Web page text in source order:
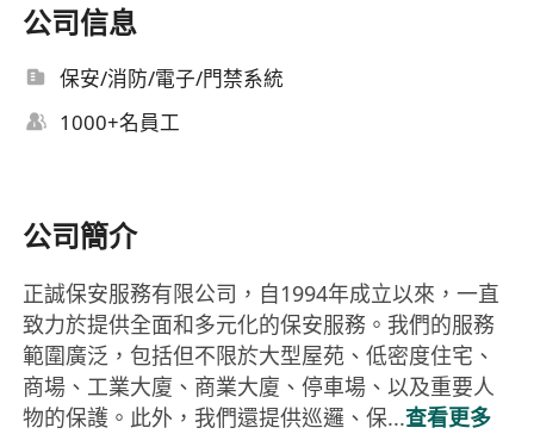
公司信息
保安/消防/電子/門禁系統
1000+名員工
公司簡介
正誠保安服務有限公司，自1994年成立以來，一直
致力於提供全面和多元化的保安服務。我們的服務
範圍廣泛，包括但不限於大型屋苑、低密度住宅、
商場、工業大廈、商業大廈、停車場、以及重要人
物的保護。此外，我們還提供巡邏、保...查看更多